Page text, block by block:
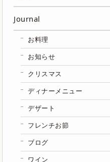
Journal
お料理
お知らせ
クリスマス
ディナーメニュー
デザート
フレンチお節
ブログ
ワイン